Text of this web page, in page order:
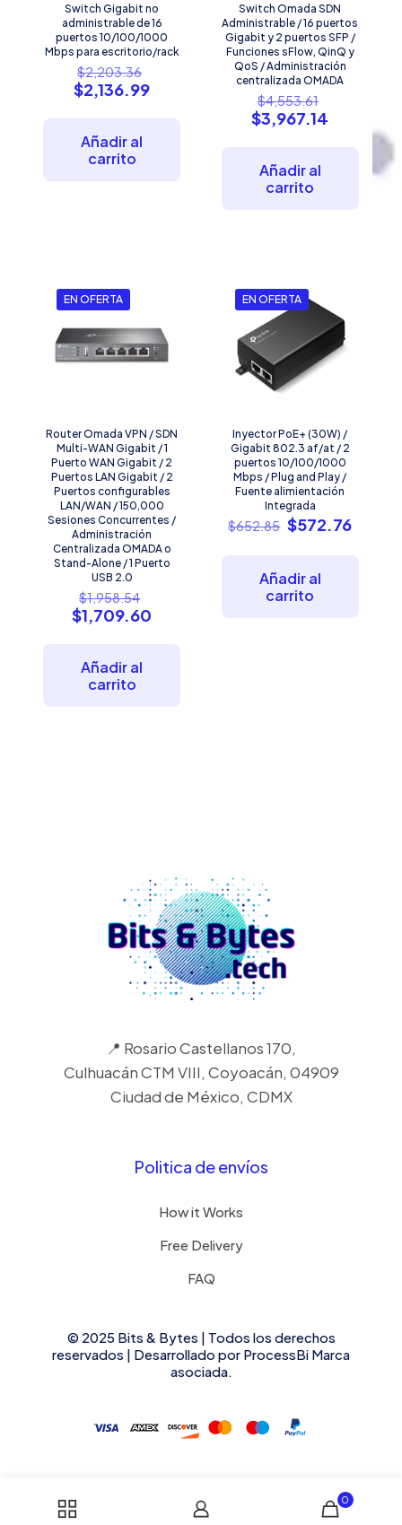
Switch Gigabit no
administrable de 16
puertos 10/100/1000
Mbps para escritorio/rack
$2,203.36
precio
$2,136.99El
Añadir al
carrito
Switch Omada SDN
Administrable / 16 puertos
Gigabit y 2 puertos SFP /
Funciones sFlow, QinQ y
QoS / Administración
centralizada OMADA
$4,553.61
precio
original
$4,553.61.
$3,967.14
precio
Añadir al
carrito
EN OFERTA
Router Omada VPN / SDN
Multi-WAN Gigabit / 1
Puerto WAN Gigabit / 2
Puertos LAN Gigabit / 2
Puertos configurables
LAN/WAN / 150,000
Sesiones Concurrentes /
Administración
Centralizada OMADA o
Stand-Alone / 1 Puerto
USB 2.0
$1,958.54
precio
$1,709.60
Añadir al
carrito
EN OFERTA
Inyector PoE+ (30W) /
Gigabit 802.3 af/at / 2
puertos 10/100/1000
Mbps / Plug and Play /
Fuente alimientación
Integrada
$652.85 El
era:
$652.85.
$572.76El
Añadir al
carrito
📍 Rosario Castellanos 170,
Culhuacán CTM VIII, Coyoacán, 04909
Ciudad de México, CDMX
Politica de envíos
How it Works
Free Delivery
FAQ
© 2025 Bits & Bytes | Todos los derechos
reservados | Desarrollado por ProcessBi Marca
asociada.
0
Transceptor Óptico SFP+ a RJ45 /10 Gbps /